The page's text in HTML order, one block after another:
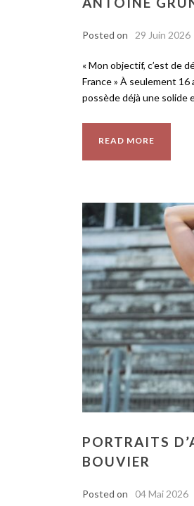
Posted on 29 Juin 2026
« Mon objectif, c’est de
France » À seulement
possède déjà une solide
READ MORE
PORTRAITS
BOUVIER
Posted on 04 Mai 2026